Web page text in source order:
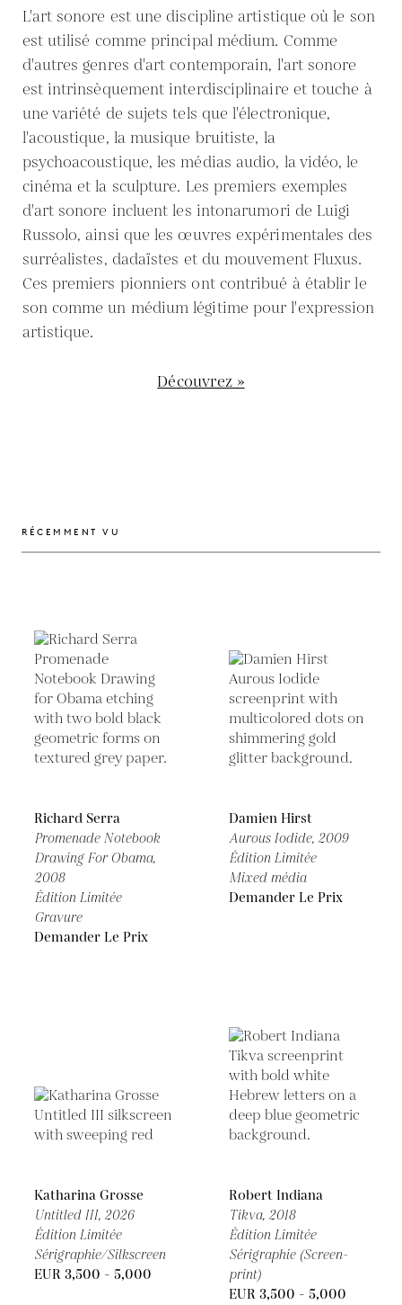
L'art sonore est une discipline artistique où le son
est utilisé comme principal médium. Comme
d'autres genres d'art contemporain, l'art sonore
est intrinsèquement interdisciplinaire et touche à
une variété de sujets tels que l'électronique,
l'acoustique, la musique bruitiste, la
psychoacoustique, les médias audio, la vidéo, le
cinéma et la sculpture. Les premiers exemples
d'art sonore incluent les intonarumori de Luigi
Russolo, ainsi que les œuvres expérimentales des
surréalistes, dadaïstes et du mouvement Fluxus.
Ces premiers pionniers ont contribué à établir le
son comme un médium légitime pour l'expression
artistique.
Découvrez »
RÉCEMMENT VU
Richard Serra
Promenade Notebook
Drawing For Obama,
2008
Édition Limitée
Gravure
Demander Le Prix
Damien Hirst
Aurous Iodide, 2009
Édition Limitée
Mixed média
Demander Le Prix
Katharina Grosse
Untitled III, 2026
Édition Limitée
Sérigraphie/Silkscreen
EUR 3,500 - 5,000
Robert Indiana
Tikva, 2018
Édition Limitée
Sérigraphie (Screen-
print)
EUR 3,500 - 5,000